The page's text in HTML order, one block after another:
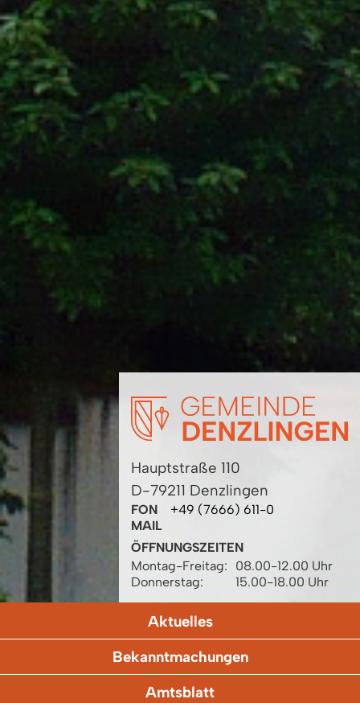
Hauptstraße 110
D-79211 Denzlingen
FON
+49 (7666) 611-0
MAIL
ÖFFNUNGSZEITEN
Montag-Freitag:
08.00-12.00 Uhr
Donnerstag:
15.00-18.00 Uhr
Aktuelles
Bekanntmachungen
Amtsblatt